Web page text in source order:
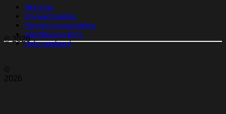
Skilmálar
Umhverfisstefna
Persónuverndarstefna
Samfélagsverkefni
Hafa samband
© 2026
©
2026